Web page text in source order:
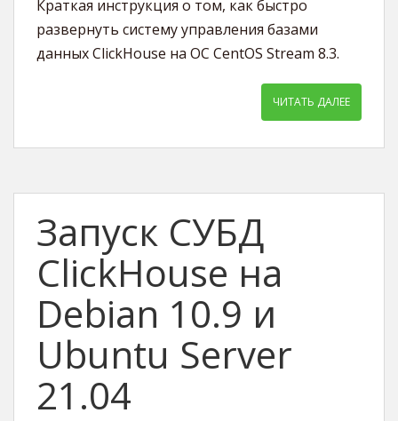
Краткая инструкция о том, как быстро
развернуть систему управления базами
данных ClickHouse на ОС CentOS Stream 8.3.
ЧИТАТЬ ДАЛЕЕ
Запуск СУБД
ClickHouse на
Debian 10.9 и
Ubuntu Server
21.04